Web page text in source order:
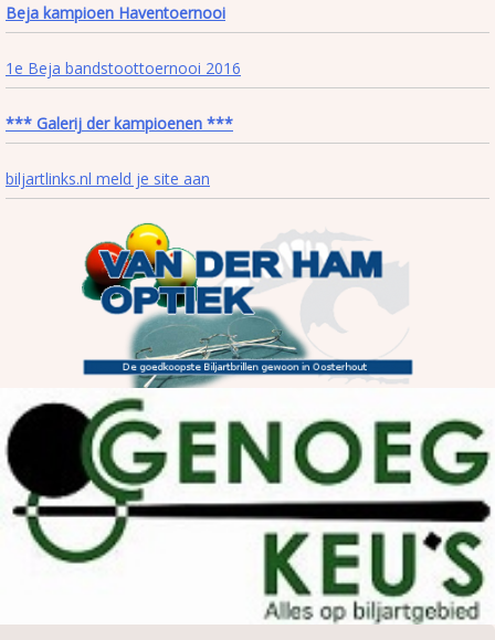
Beja kampioen Haventoernooi
1e Beja bandstoottoernooi 2016
*** Galerij der kampioenen ***
biljartlinks.nl meld je site aan